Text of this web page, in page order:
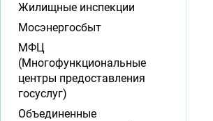
Жилищные инспекции
Мосэнергосбыт
МФЦ
(Многофункциональные
центры предоставления
госуслуг)
Объединенные